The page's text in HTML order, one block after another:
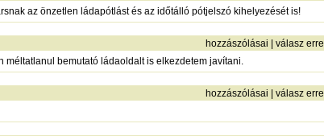
az önzetlen ládapótlást és az időtálló pótjelszó kihelyezését is!
hozzászólásai | válasz erre
bemutató ládaoldalt is elkezdetem javítani.
hozzászólásai | válasz erre